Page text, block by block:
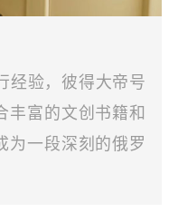
经验，彼得大帝号
丰富的文创书籍和
为一段深刻的俄罗